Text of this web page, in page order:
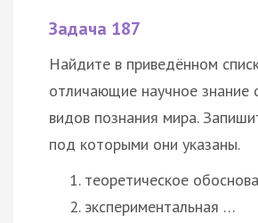
Задача 187
Найдите в приведённом
отличающие научное знание
видов познания мира.
под которыми они указаны.
теоретическое
экспериментальная …